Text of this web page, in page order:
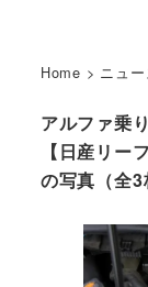
Home > ニュ
アルファ乗
【日産リー
の写真（全3